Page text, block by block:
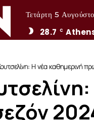
Τετάρτη 5
28.7 C
Η νέα καθημερινή